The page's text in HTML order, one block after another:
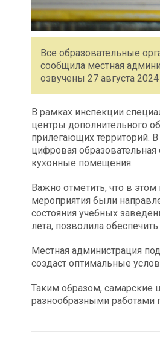
Все образовательные
сообщила местная
озвучены 27 августа 2024
В рамках инспекции
центры дополнительного
прилегающих территорий.
цифровая
кухонные помещения.
Важно отметить, что в этом
мероприятия были
состояния учебных
лета, позволила
Местная администрация
создаст оптимальные
Таким образом, самарские
разнообразными работами